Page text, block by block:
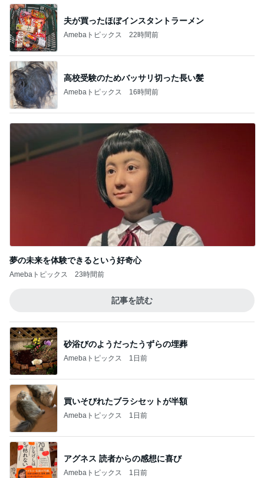
夫が買ったほぼインスタントラーメン
Amebaトピックス 22時間前
高校受験のためバッサリ切った長い髪
Amebaトピックス 16時間前
夢の未来を体験できるという好奇心
Amebaトピックス 23時間前
記事を読む
砂浴びのようだったうずらの埋葬
Amebaトピックス 1日前
買いそびれたブラシセットが半額
Amebaトピックス 1日前
アグネス 読者からの感想に喜び
Amebaトピックス 1日前